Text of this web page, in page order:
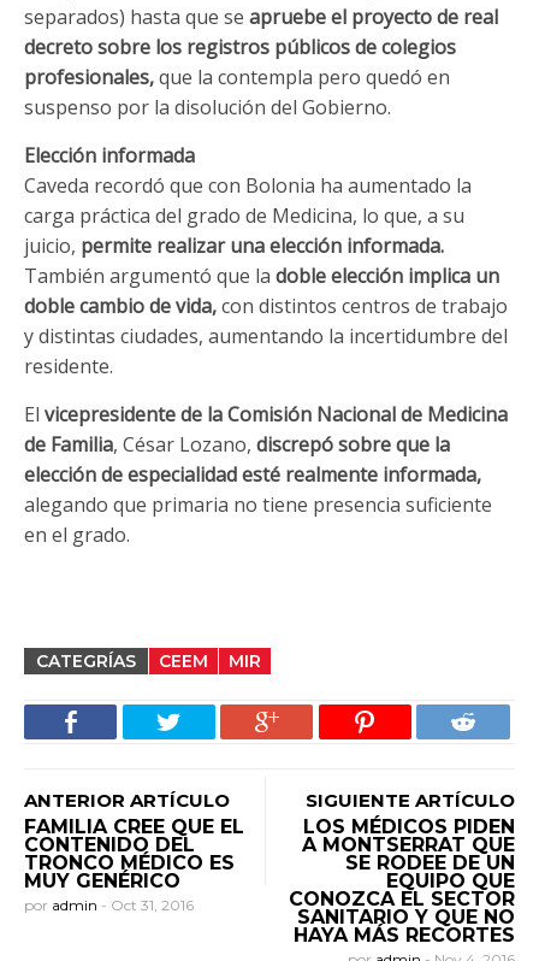
separados) hasta que se apruebe el proyecto de real
decreto sobre los registros públicos de colegios
profesionales,que la contempla pero quedó en
suspenso por la disolución del Gobierno.
Elección informada
Caveda recordó que con Bolonia ha aumentado la
carga práctica del grado de Medicina, lo que, a su
juicio, permite realizar una elección informada.
También argumentó que la doble elección implica un
doble cambio de vida,con distintos centros de trabajo
y distintas ciudades, aumentando la incertidumbre del
residente.
El vicepresidente de la Comisión Nacional de Medicina
de Familia, César Lozano, discrepó sobre que la
elección de especialidad esté realmente informada,
alegando que primaria no tiene presencia suficiente
en el grado.
CATEGRÍAS CEEM MIR
ANTERIOR ARTÍCULO
FAMILIA CREE QUE EL
CONTENIDO DEL
TRONCO MÉDICO ES
MUY GENÉRICO
por admin - Oct 31, 2016
SIGUIENTE ARTÍCULO
LOS MÉDICOS PIDEN
A MONTSERRAT QUE
SE RODEE DE UN
EQUIPO QUE
CONOZCA EL SECTOR
SANITARIO Y QUE NO
HAYA MÁS RECORTES